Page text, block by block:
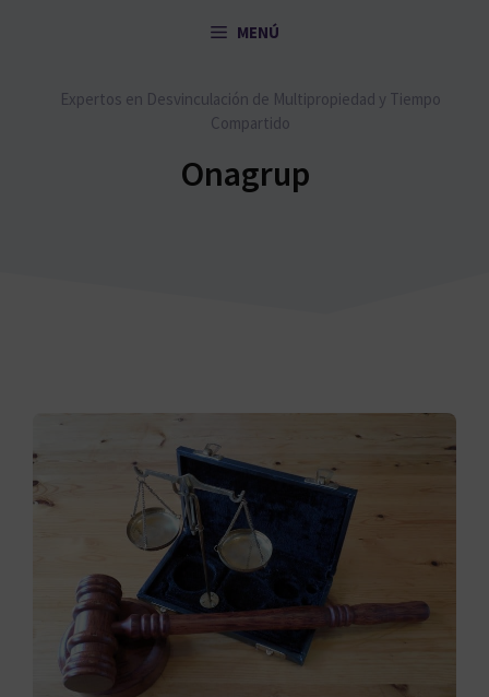
MENÚ
Expertos en Desvinculación de Multipropiedad y Tiempo
Compartido
Onagrup